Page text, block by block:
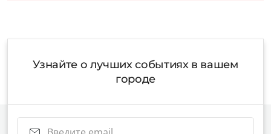
Узнайте о лучших событиях в вашем
городе